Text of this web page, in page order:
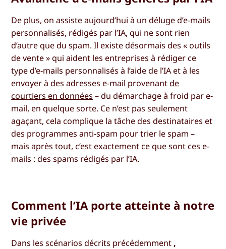
De plus, on assiste aujourd’hui à un déluge d’e-mails
personnalisés, rédigés par l’IA, qui ne sont rien
d’autre que du spam. Il existe désormais des « outils
de vente » qui aident les entreprises à rédiger ce
type d’e-mails personnalisés à l’aide de l’IA et à les
envoyer à des adresses e-mail provenantde
courtiers en données – du démarchage à froid par e-
mail, en quelque sorte. Ce n’est pas seulement
agaçant, cela complique la tâche des destinataires et
des programmes anti-spam pour trier le spam –
mais après tout, c’est exactement ce que sont ces e-
mails : des spams rédigés par l’IA.
Comment l’IA porte atteinte à notre
vie privée
Dans les scénarios décrits précédemment ,